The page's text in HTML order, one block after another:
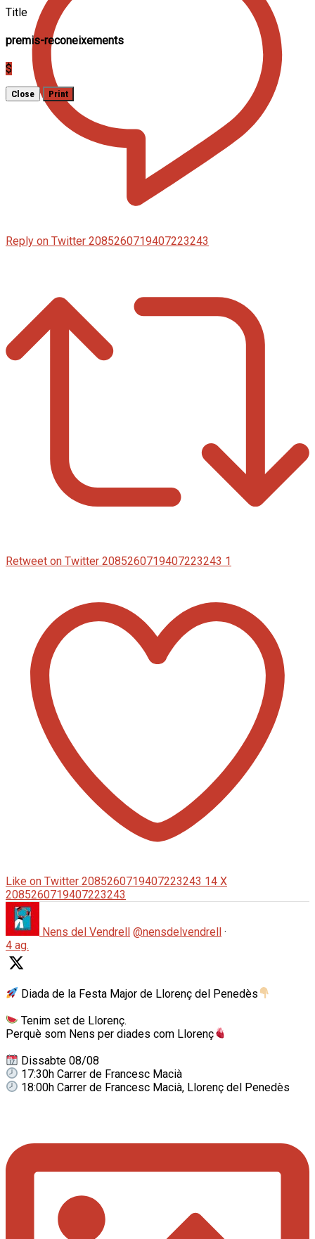
Reply on Twitter 2085260719407223243
Retweet on Twitter 2085260719407223243 1
Like on Twitter 2085260719407223243 14 X
2085260719407223243
Nens del Vendrell @nensdelvendrell ·
4 ag.
Diada de la Festa Major de Llorenç del Penedès
Tenim set de Llorenç.
Perquè som Nens per diades com Llorenç
Dissabte 08/08
17:30h Carrer de Francesc Macià
18:00h Carrer de Francesc Macià, Llorenç del Penedès
Title
premis-reconeixements
$
Close Print